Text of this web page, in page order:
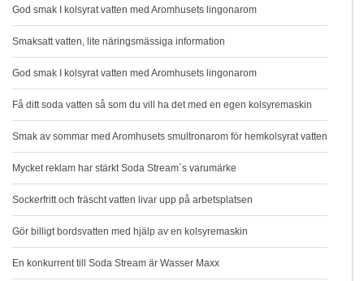
God smak I kolsyrat vatten med Aromhusets lingonarom
Smaksatt vatten, lite näringsmässiga information
God smak I kolsyrat vatten med Aromhusets lingonarom
Få ditt soda vatten så som du vill ha det med en egen kolsyremaskin
Smak av sommar med Aromhusets smultronarom för hemkolsyrat vatten
Mycket reklam har stärkt Soda Stream´s varumärke
Sockerfritt och fräscht vatten livar upp på arbetsplatsen
Gör billigt bordsvatten med hjälp av en kolsyremaskin
En konkurrent till Soda Stream är Wasser Maxx